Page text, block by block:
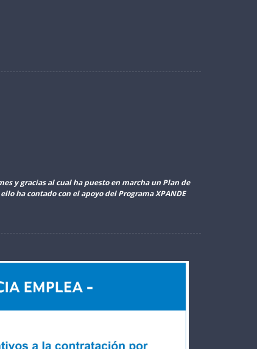
y gracias al cual ha puesto en marcha un Plan de
ha contado con el apoyo del Programa XPANDE